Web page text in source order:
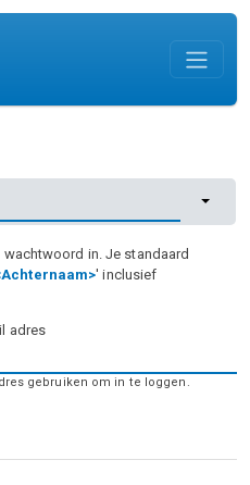
Toggle
in. Je standaard
' inclusief
adres
gebruiken om in te loggen.